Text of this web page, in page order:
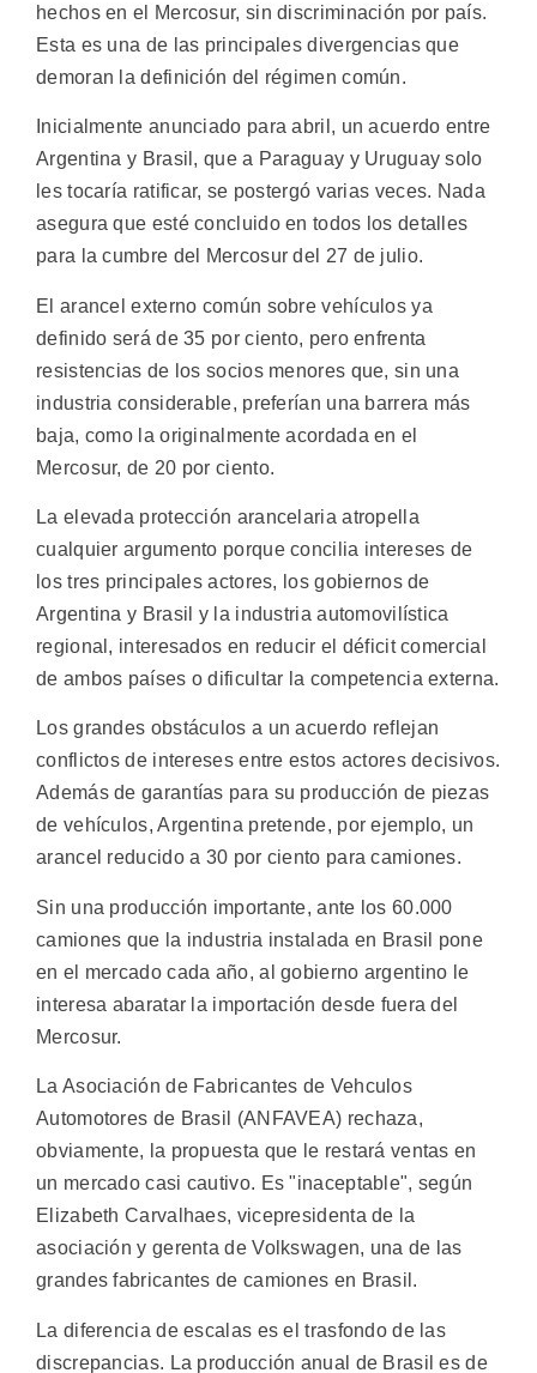
hechos en el Mercosur, sin discriminación por país.
Esta es una de las principales divergencias que
demoran la definición del régimen común.
Inicialmente anunciado para abril, un acuerdo entre
Argentina y Brasil, que a Paraguay y Uruguay solo
les tocaría ratificar, se postergó varias veces. Nada
asegura que esté concluido en todos los detalles
para la cumbre del Mercosur del 27 de julio.
El arancel externo común sobre vehículos ya
definido será de 35 por ciento, pero enfrenta
resistencias de los socios menores que, sin una
industria considerable, preferían una barrera más
baja, como la originalmente acordada en el
Mercosur, de 20 por ciento.
La elevada protección arancelaria atropella
cualquier argumento porque concilia intereses de
los tres principales actores, los gobiernos de
Argentina y Brasil y la industria automovilística
regional, interesados en reducir el déficit comercial
de ambos países o dificultar la competencia externa.
Los grandes obstáculos a un acuerdo reflejan
conflictos de intereses entre estos actores decisivos.
Además de garantías para su producción de piezas
de vehículos, Argentina pretende, por ejemplo, un
arancel reducido a 30 por ciento para camiones.
Sin una producción importante, ante los 60.000
camiones que la industria instalada en Brasil pone
en el mercado cada año, al gobierno argentino le
interesa abaratar la importación desde fuera del
Mercosur.
La Asociación de Fabricantes de Vehculos
Automotores de Brasil (ANFAVEA) rechaza,
obviamente, la propuesta que le restará ventas en
un mercado casi cautivo. Es "inaceptable", según
Elizabeth Carvalhaes, vicepresidenta de la
asociación y gerenta de Volkswagen, una de las
grandes fabricantes de camiones en Brasil.
La diferencia de escalas es el trasfondo de las
discrepancias. La producción anual de Brasil es de